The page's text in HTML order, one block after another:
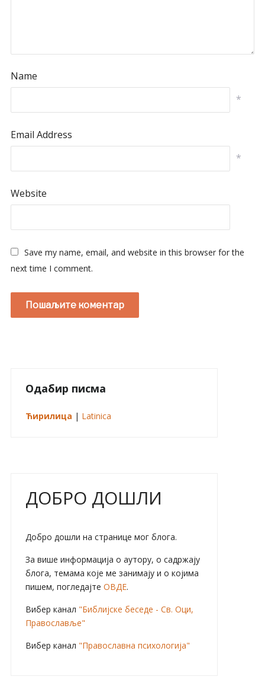
Name
*
Email Address
*
Website
Save my name, email, and website in this browser for the
next time I comment.
Одабир писма
Ћирилица | Latinica
ДОБРО ДОШЛИ
Добро дошли на странице мог блога.
За више информација о аутору, о садржају
блога, темама које ме занимају и о којима
пишем, погледајте ОВДЕ.
Вибер канал "Библијске беседе - Св. Оци,
Православље"
Вибер канал "Православна психологија"